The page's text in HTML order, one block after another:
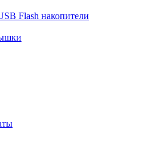
Flash накопители